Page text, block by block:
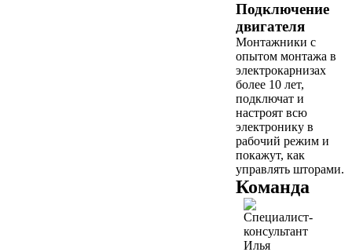
Подключение
двигателя
Монтажники с
опытом монтажа в
электрокарнизах
более 10 лет,
подключат и
настроят всю
электронику в
рабочий режим и
покажут, как
управлять шторами.
Команда
Илья